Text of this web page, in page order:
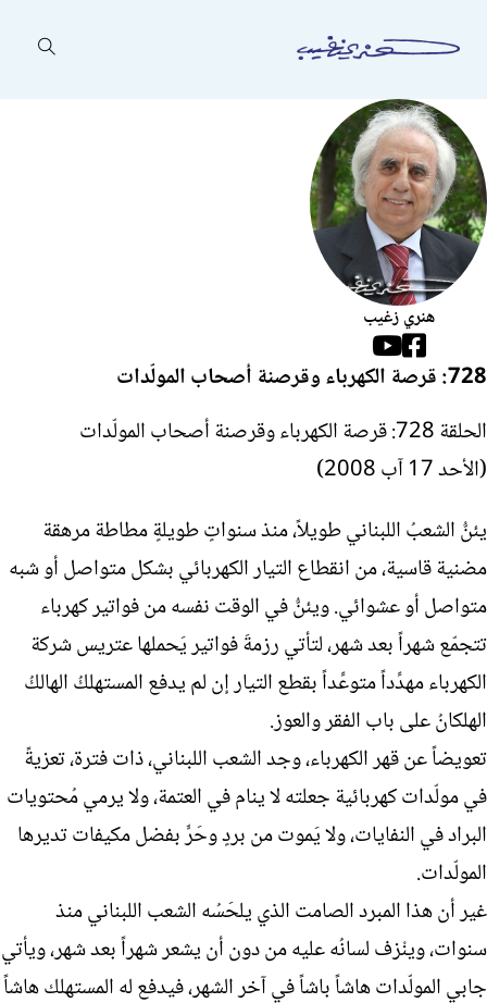
هنري زغيب
Follow us on Facebook
Follow us on YouTube
728: قرصة الكهرباء وقرصنة أصحاب المولّدات
الحلقة 728: قرصة الكهرباء وقرصنة أصحاب المولّدات
(الأحد 17 آب 2008)
يئنُّ الشعبُ اللبناني طويلاً، منذ سنواتٍ طويلةٍ مطاطة مرهقة
مضنية قاسية، من انقطاع التيار الكهربائي بشكل متواصل أو شبه
متواصل أو عشوائي. ويئنُّ في الوقت نفسه من فواتير كهرباء
تتجمّع شهراً بعد شهر، لتأتي رزمةَ فواتير يَحملها عتريس شركة
الكهرباء مهدِّداً متوعِّداً بقطع التيار إن لم يدفع المستهلكُ الهالكُ
الهلكانُ على باب الفقر والعوز.
تعويضاً عن قهر الكهرباء، وجد الشعب اللبناني، ذات فترة، تعزيةً
في مولّدات كهربائية جعلته لا ينام في العتمة، ولا يرمي مُحتويات
البراد في النفايات، ولا يَموت من بردٍ وحَرٍّ بفضل مكيفات تديرها
المولّدات.
غير أن هذا المبرد الصامت الذي يلحَسُه الشعب اللبناني منذ
سنوات، وينْزف لسانُه عليه من دون أن يشعر شهراً بعد شهر، ويأتي
جابي المولّدات هاشاً باشاً في آخر الشهر، فيدفع له المستهلك هاشاً